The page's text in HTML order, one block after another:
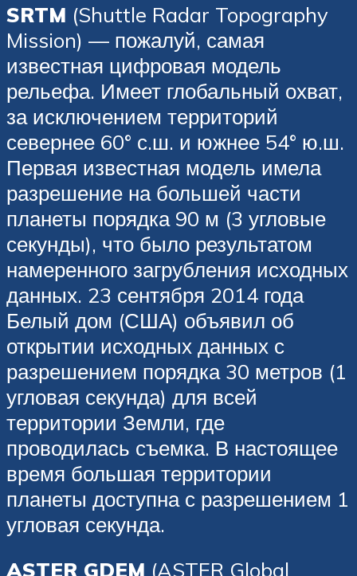
SRTM (Shuttle Radar Topography
Mission) — пожалуй, самая
известная цифровая модель
рельефа. Имеет глобальный охват,
за исключением территорий
севернее 60° с.ш. и южнее 54° ю.ш.
Первая известная модель имела
разрешение на большей части
планеты порядка 90 м (3 угловые
секунды), что было результатом
намеренного загрубления исходных
данных. 23 сентября 2014 года
Белый дом (США) объявил об
открытии исходных данных с
разрешением порядка 30 метров (1
угловая секунда) для всей
территории Земли, где
проводилась съемка. В настоящее
время большая территории
планеты доступна с разрешением 1
угловая секунда.
ASTER GDEM (ASTER Global